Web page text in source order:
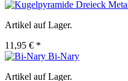
Artikel auf Lager.
11,95 € *
Bi-Nary
Artikel auf Lager.